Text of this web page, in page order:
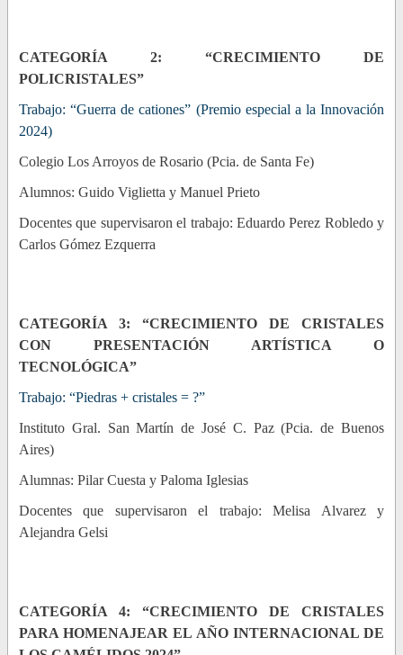
CATEGORÍA 2: “CRECIMIENTO DE
POLICRISTALES”
Trabajo: “Guerra de cationes” (Premio especial a la Innovación
2024)
Colegio Los Arroyos de Rosario (Pcia. de Santa Fe)
Alumnos: Guido Viglietta y Manuel Prieto
Docentes que supervisaron el trabajo: Eduardo Perez Robledo y
Carlos Gómez Ezquerra
CATEGORÍA 3: “CRECIMIENTO DE CRISTALES
CON PRESENTACIÓN ARTÍSTICA O
TECNOLÓGICA”
Trabajo: “Piedras + cristales = ?”
Instituto Gral. San Martín de José C. Paz (Pcia. de Buenos
Aires)
Alumnas: Pilar Cuesta y Paloma Iglesias
Docentes que supervisaron el trabajo: Melisa Alvarez y
Alejandra Gelsi
CATEGORÍA 4: “CRECIMIENTO DE CRISTALES
PARA HOMENAJEAR EL AÑO INTERNACIONAL DE